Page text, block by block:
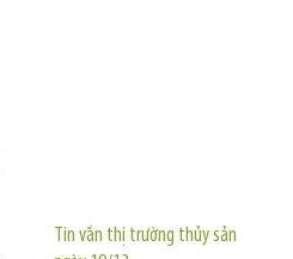
Tin vắn thị trường thủy sản